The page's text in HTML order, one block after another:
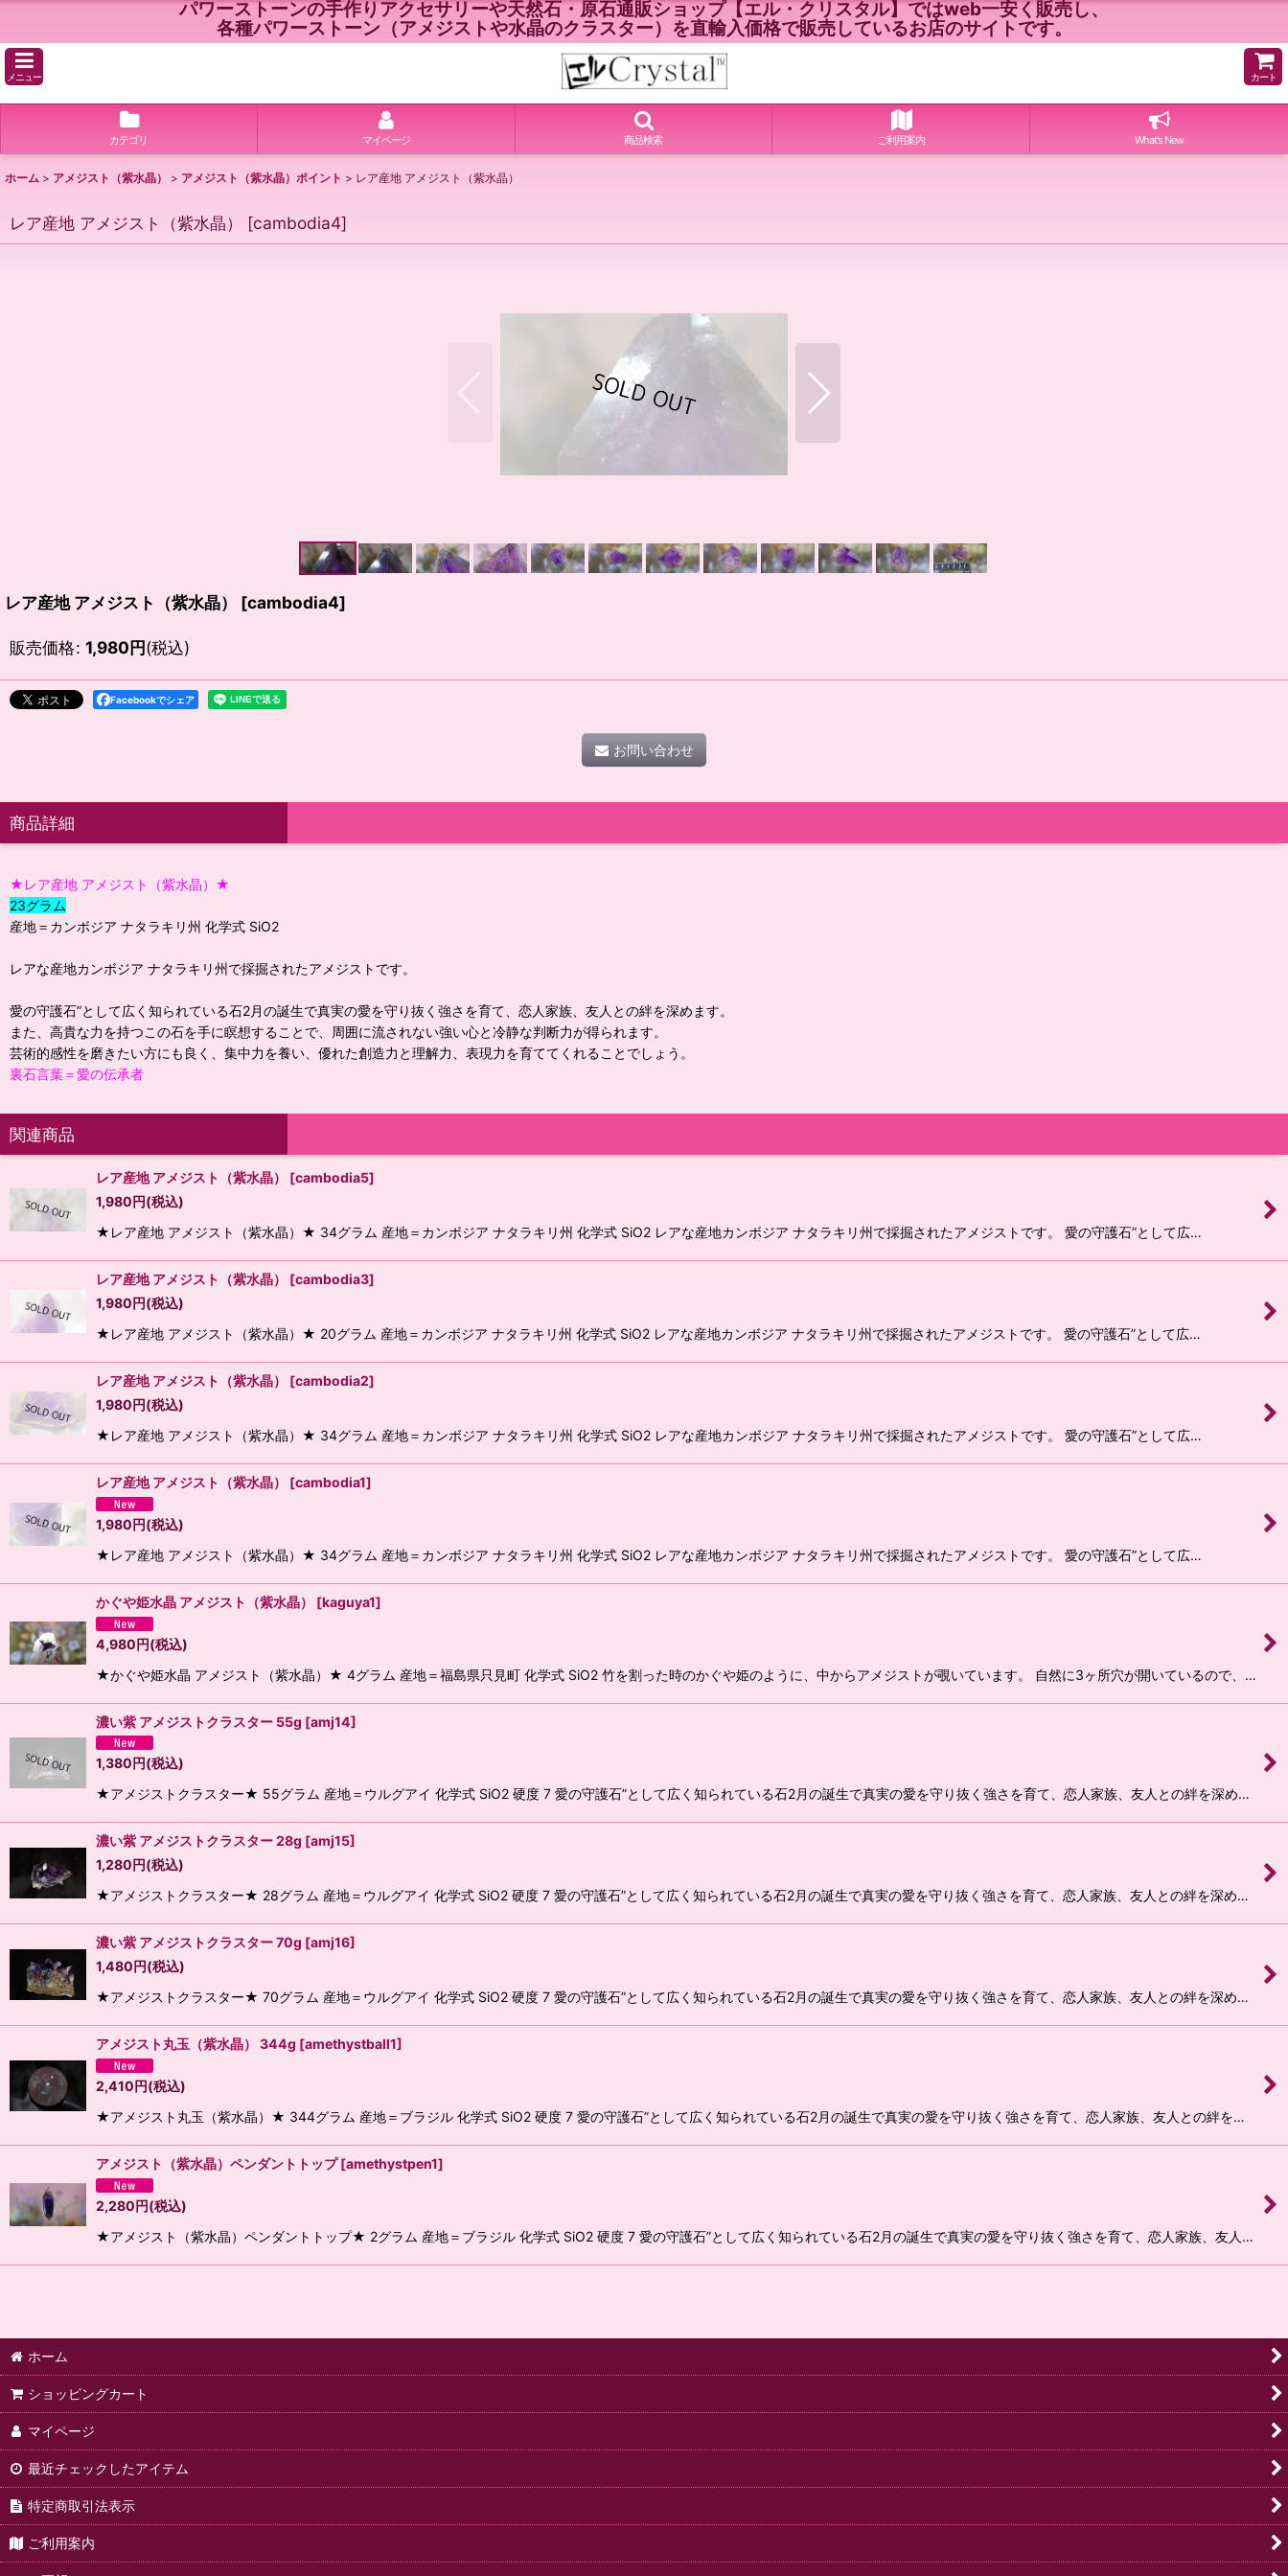
パワーストーンの手作りアクセサリーや天然石・原石通販ショップ【エル・クリスタル】ではweb一安く販売し、
各種パワーストーン（アメジストや水晶のクラスター）を直輸入価格で販売しているお店のサイトです。
メニュー カート
カテゴリ マイページ 商品検索 ご利用案内 What's New
ホーム > アメジスト（紫水晶） > アメジスト（紫水晶）ポイント > レア産地 アメジスト（紫水晶）
レア産地 アメジスト（紫水晶） [cambodia4]
レア産地 アメジスト（紫水晶） [cambodia4]
販売価格: 1,980円(税込)
Facebookでシェア
お問い合わせ
商品詳細
★レア産地 アメジスト（紫水晶）★
23グラム
産地＝カンボジア ナタラキリ州 化学式 SiO2
レアな産地カンボジア ナタラキリ州で採掘されたアメジストです。
愛の守護石”として広く知られている石2月の誕生で真実の愛を守り抜く強さを育て、恋人家族、友人との絆を深めます。
また、高貴な力を持つこの石を手に瞑想することで、周囲に流されない強い心と冷静な判断力が得られます。
芸術的感性を磨きたい方にも良く、集中力を養い、優れた創造力と理解力、表現力を育ててくれることでしょう。
裏石言葉＝愛の伝承者
関連商品
レア産地 アメジスト（紫水晶） [cambodia5]
1,980円(税込)
★レア産地 アメジスト（紫水晶）★ 34グラム 産地＝カンボジア ナタラキリ州 化学式 SiO2 レアな産地カンボジア ナタラキリ州で採掘されたアメジストです。 愛の守護石”として広…
レア産地 アメジスト（紫水晶） [cambodia3]
1,980円(税込)
★レア産地 アメジスト（紫水晶）★ 20グラム 産地＝カンボジア ナタラキリ州 化学式 SiO2 レアな産地カンボジア ナタラキリ州で採掘されたアメジストです。 愛の守護石”として広…
レア産地 アメジスト（紫水晶） [cambodia2]
1,980円(税込)
★レア産地 アメジスト（紫水晶）★ 34グラム 産地＝カンボジア ナタラキリ州 化学式 SiO2 レアな産地カンボジア ナタラキリ州で採掘されたアメジストです。 愛の守護石”として広…
レア産地 アメジスト（紫水晶） [cambodia1]
1,980円(税込)
★レア産地 アメジスト（紫水晶）★ 34グラム 産地＝カンボジア ナタラキリ州 化学式 SiO2 レアな産地カンボジア ナタラキリ州で採掘されたアメジストです。 愛の守護石”として広…
かぐや姫水晶 アメジスト（紫水晶） [kaguya1]
4,980円(税込)
★かぐや姫水晶 アメジスト（紫水晶）★ 4グラム 産地＝福島県只見町 化学式 SiO2 竹を割った時のかぐや姫のように、中からアメジストが覗いています。 自然に3ヶ所穴が開いているので、…
濃い紫 アメジストクラスター 55g [amj14]
1,380円(税込)
★アメジストクラスター★ 55グラム 産地＝ウルグアイ 化学式 SiO2 硬度 7 愛の守護石”として広く知られている石2月の誕生で真実の愛を守り抜く強さを育て、恋人家族、友人との絆を深め…
濃い紫 アメジストクラスター 28g [amj15]
1,280円(税込)
★アメジストクラスター★ 28グラム 産地＝ウルグアイ 化学式 SiO2 硬度 7 愛の守護石”として広く知られている石2月の誕生で真実の愛を守り抜く強さを育て、恋人家族、友人との絆を深め…
濃い紫 アメジストクラスター 70g [amj16]
1,480円(税込)
★アメジストクラスター★ 70グラム 産地＝ウルグアイ 化学式 SiO2 硬度 7 愛の守護石”として広く知られている石2月の誕生で真実の愛を守り抜く強さを育て、恋人家族、友人との絆を深め…
アメジスト丸玉（紫水晶） 344g [amethystball1]
2,410円(税込)
★アメジスト丸玉（紫水晶）★ 344グラム 産地＝ブラジル 化学式 SiO2 硬度 7 愛の守護石”として広く知られている石2月の誕生で真実の愛を守り抜く強さを育て、恋人家族、友人との絆を…
アメジスト（紫水晶）ペンダントトップ [amethystpen1]
2,280円(税込)
★アメジスト（紫水晶）ペンダントトップ★ 2グラム 産地＝ブラジル 化学式 SiO2 硬度 7 愛の守護石”として広く知られている石2月の誕生で真実の愛を守り抜く強さを育て、恋人家族、友人…
ホーム
ショッピングカート
マイページ
最近チェックしたアイテム
特定商取引法表示
ご利用案内